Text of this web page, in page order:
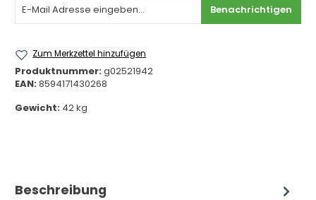
Benachrichtigen
Zum Merkzettel hinzufügen
Produktnummer:g02521942
EAN:8594171430268
Gewicht: 42 kg
Beschreibung